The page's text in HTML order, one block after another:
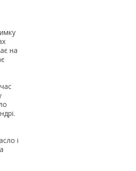
на
і